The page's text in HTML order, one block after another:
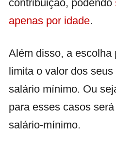
contribuição, podendo
apenas por idade.
Além disso, a escolha
limita o valor dos
salário mínimo. Ou
para esses casos
salário-mínimo.